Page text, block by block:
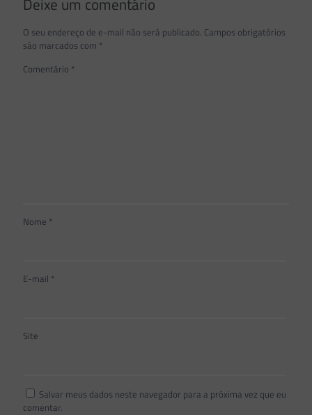
O seu endereço de e-mail não será publicado. Campos obrigatórios
são marcados com *
Comentário *
Nome *
E-mail *
Site
Salvar meus dados neste navegador para a próxima vez que eu
comentar.